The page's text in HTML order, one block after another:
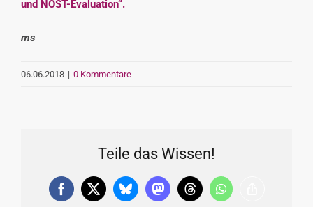
und NOST-Evaluation“.
ms
06.06.2018 | 0 Kommentare
Teile das Wissen!
Facebook
X BlueskyMastodonThreadsWhatsApp